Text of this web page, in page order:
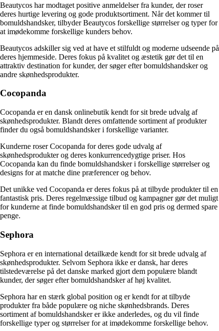
Beautycos har modtaget positive anmeldelser fra kunder, der roser
deres hurtige levering og gode produktsortiment. Når det kommer til
bomuldshandsker, tilbyder Beautycos forskellige størrelser og typer for
at imødekomme forskellige kunders behov.
Beautycos adskiller sig ved at have et stilfuldt og moderne udseende på
deres hjemmeside. Deres fokus på kvalitet og æstetik gør det til en
attraktiv destination for kunder, der søger efter bomuldshandsker og
andre skønhedsprodukter.
Cocopanda
Cocopanda er en dansk onlinebutik kendt for sit brede udvalg af
skønhedsprodukter. Blandt deres omfattende sortiment af produkter
finder du også bomuldshandsker i forskellige varianter.
Kunderne roser Cocopanda for deres gode udvalg af
skønhedsprodukter og deres konkurrencedygtige priser. Hos
Cocopanda kan du finde bomuldshandsker i forskellige størrelser og
designs for at matche dine præferencer og behov.
Det unikke ved Cocopanda er deres fokus på at tilbyde produkter til en
fantastisk pris. Deres regelmæssige tilbud og kampagner gør det muligt
for kunderne at finde bomuldshandsker til en god pris og dermed spare
penge.
Sephora
Sephora er en international detailkæde kendt for sit brede udvalg af
skønhedsprodukter. Selvom Sephora ikke er dansk, har deres
tilstedeværelse på det danske marked gjort dem populære blandt
kunder, der søger efter bomuldshandsker af høj kvalitet.
Sephora har en stærk global position og er kendt for at tilbyde
produkter fra både populære og niche skønhedsbrands. Deres
sortiment af bomuldshandsker er ikke anderledes, og du vil finde
forskellige typer og størrelser for at imødekomme forskellige behov.